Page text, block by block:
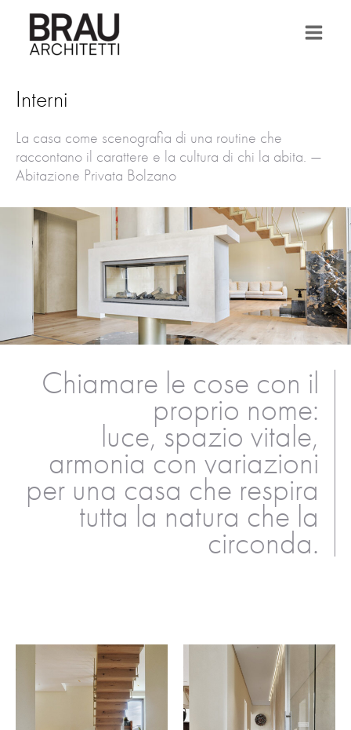
Interni
La casa come scenografia di una routine che
raccontano il carattere e la cultura di chi la abita. —
Abitazione Privata Bolzano
Chiamare le cose con il
proprio nome:
luce, spazio vitale,
armonia con variazioni
per una casa che respira
tutta la natura che la
circonda.